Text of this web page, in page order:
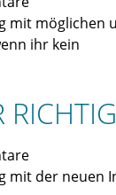
mit möglichen
ihr kein
mit der neuen